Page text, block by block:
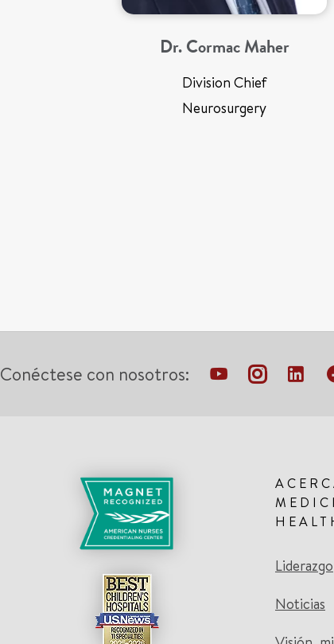
Dr. Cormac Maher
Division Chief
Neurosurgery
Conéctese con nosotros:
Liderazgo
Noticias